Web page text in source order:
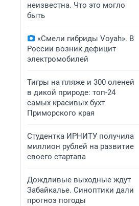
неизвестна. Что это могло
быть
«Смели гибриды Voyah». В
России возник дефицит
электромобилей
Тигры на пляже и 300 оленей
в дикой природе: топ-24
самых красивых бухт
Приморского края
Студентка ИРНИТУ получила
миллион рублей на развитие
своего стартапа
Дождливые выходные ждут
Забайкалье. Синоптики дали
прогноз погоды